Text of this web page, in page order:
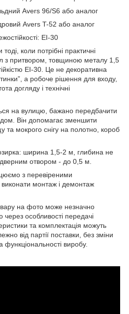
Avers 96/S6 або аналог
Avers T-52 або аналог
EI-30
коли потрібні практичні
з притвором, товщиною металу 1,5
EI-30. Це не декоративна
а робоче рішення для входу,
догляду і технічні
на вулицю, бажано передбачити
Він допомагає зменшити
мокрого снігу на полотно, короб
ширина 1,5-2 м, глибина не
отвором - до 0,5 м.
з перевіреними
монтаж і демонтаж
на фото може незначно
через особливості передачі
та комплектація можуть
від партії поставки, без зміни
виробу.